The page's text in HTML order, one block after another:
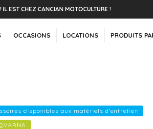
EST CHEZ CANCIAN MOTOCULTURE !
OCCASIONS LOCATIONS PRODUITS
disponibles aux matériels d'entretien